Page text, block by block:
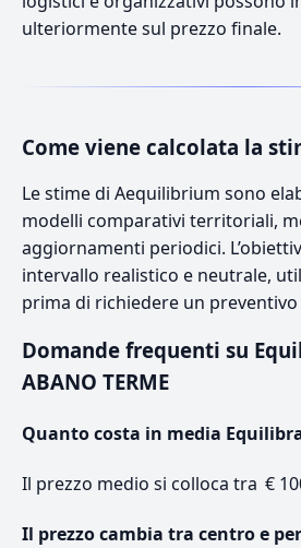
ulteriormente sul prezzo finale.
Come viene calcolata la
Le stime di Aequilibrium sono
modelli comparativi territoriali,
aggiornamenti periodici.
intervallo realistico e neutrale,
prima di richiedere un
Domande frequenti su
ABANO TERME
Quanto costa in media
Il prezzo medio si colloca tra €
Il prezzo cambia tra centro e